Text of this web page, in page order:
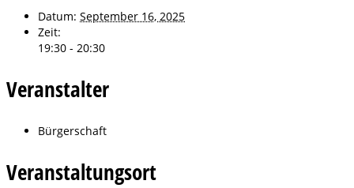
Datum: September 16, 2025
Zeit:
19:30 - 20:30
Veranstalter
Bürgerschaft
Veranstaltungsort